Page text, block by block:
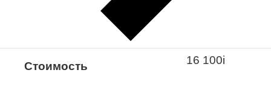
*Доступно для Республики
Стоимость 16 100i